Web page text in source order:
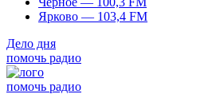
Ярково — 103,4 FM
Дело дня
помочь радио
помочь радио